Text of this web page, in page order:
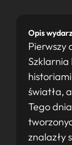
Opis
Pierwszy
Szklarnia
światła,
Tego
znalazły